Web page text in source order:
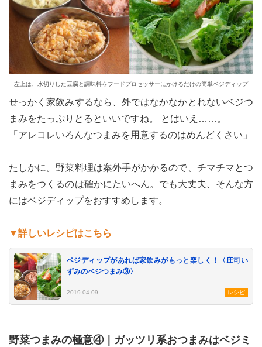
左上は、水切りした豆腐と調味料をフードプロセッサーにかけるだけの簡単ベジディップ
せっかく家飲みするなら、外ではなかなかとれないベジつ
まみをたっぷりとるといいですね。 とはいえ……。
「アレコレいろんなつまみを用意するのはめんどくさい」
たしかに。野菜料理は案外手がかかるので、チマチマとつ
まみをつくるのは確かにたいへん。でも大丈夫、そんな方
にはベジディップをおすすめします。
▼詳しいレシピはこちら
ベジディップがあれば家飲みがもっと楽しく！〈庄司い
ずみのベジつまみ③〉
2019.04.09 レシピ
野菜つまみの極意④｜ガッツリ系おつまみはベジミ